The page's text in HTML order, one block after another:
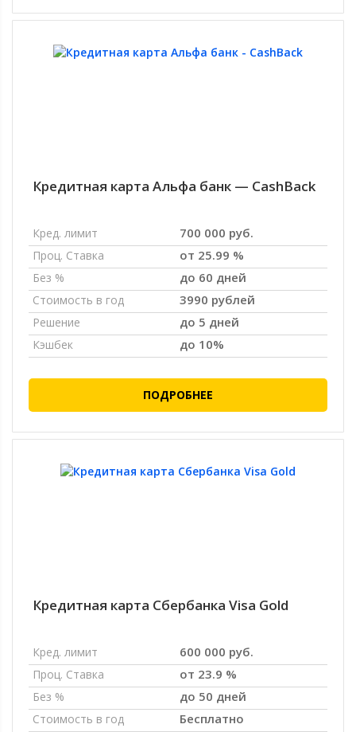
Кредитная карта Альфа банк — CashBack
Кред. лимит 700 000 руб.
Проц. Ставка от 25.99 %
Без % до 60 дней
Стоимость в год 3990 рублей
Решение до 5 дней
Кэшбек до 10%
ПОДРОБНЕЕ
Кредитная карта Сбербанка Visa Gold
Кред. лимит 600 000 руб.
Проц. Ставка от 23.9 %
Без % до 50 дней
Стоимость в год Бесплатно